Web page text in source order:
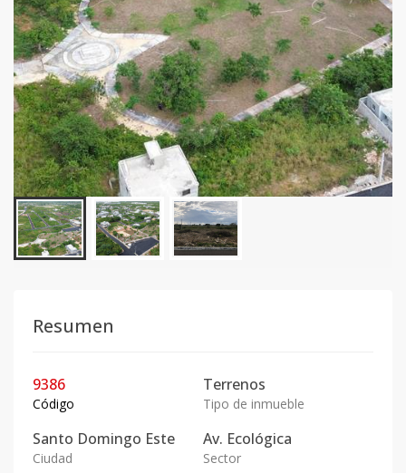
Resumen
9386
Código
Terrenos
Tipo de inmueble
Santo Domingo Este
Ciudad
Av. Ecológica
Sector